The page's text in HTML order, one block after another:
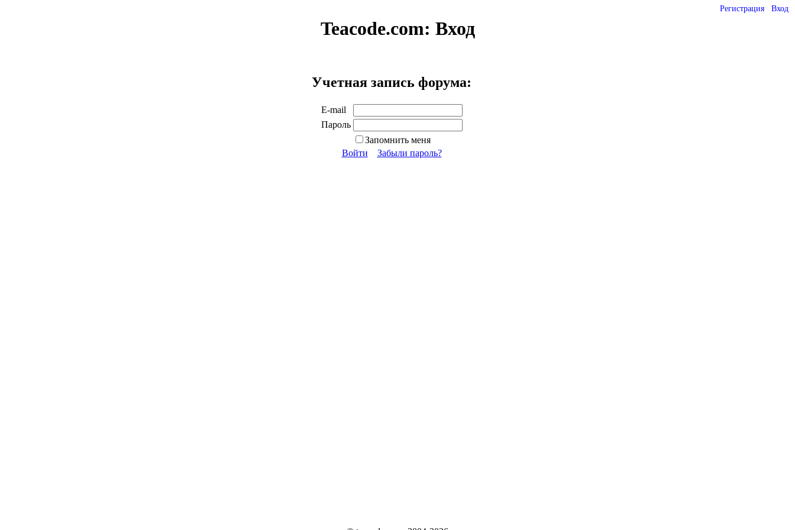
Регистрация Вход
Teacode.com: Вход
Учетная запись форума:
E-mail
Пароль
Запомнить меня
Войти
Забыли пароль?